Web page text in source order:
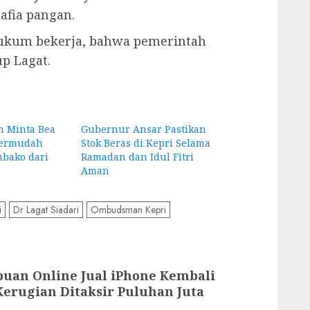
pangan.
bekerja, bahwa pemerintah
Lagat.
Minta Bea
dari
Gubernur Ansar Pastikan
Stok Beras di Kepri Selama
Ramadan dan Idul Fitri
Aman
Dr Lagat Siadari Ombudsman Kepri
Online Jual iPhone Kembali
Ditaksir Puluhan Juta